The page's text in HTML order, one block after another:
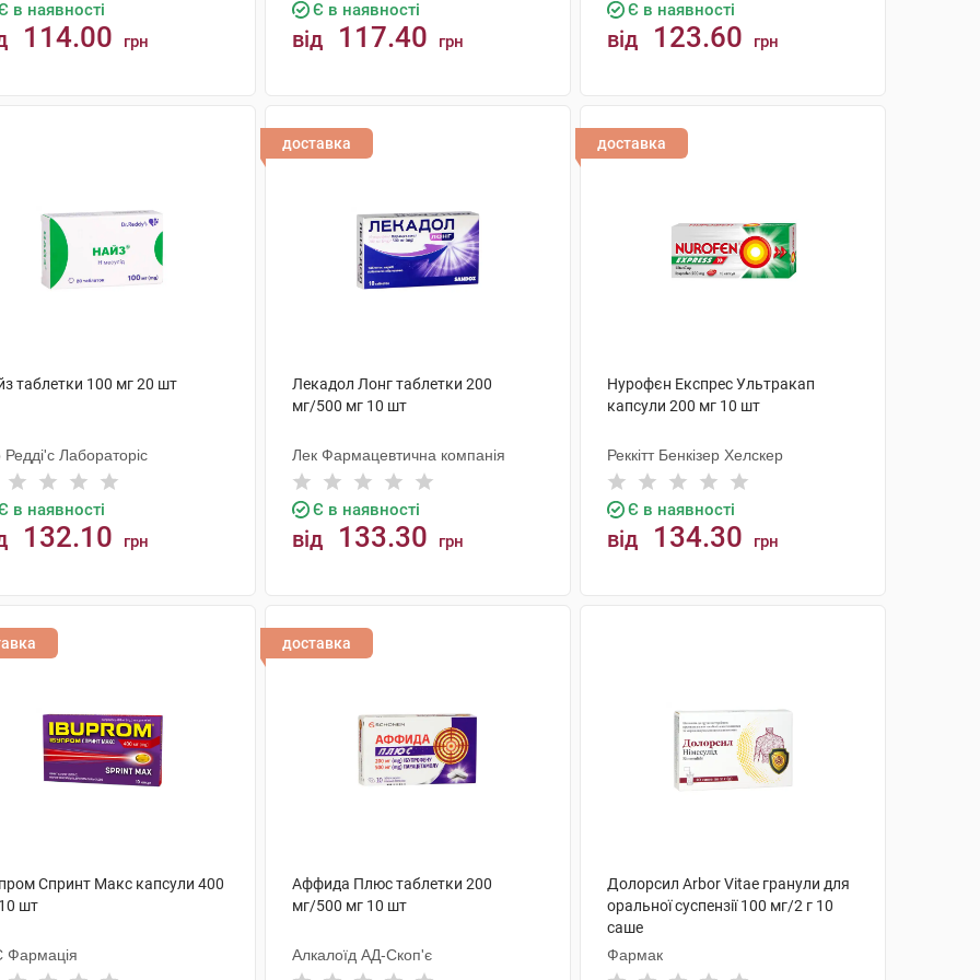
в наявності
114.00 грн
Є в наявності
від 117.40 грн
Є в наявності
від 123.60 грн
таблетки 100 мг 20 шт
Редді'с Лабораторіс
в наявності
132.10 грн
доставка
Лекадол Лонг таблетки 200
мг/500 мг 10 шт
Лек Фармацевтична компанія
Є в наявності
від 133.30 грн
доставка
Нурофєн Експрес Ультракап
капсули 200 мг 10 шт
Реккітт Бенкізер Хелскер
Є в наявності
від 134.30 грн
Спринт Макс капсули 400
шт
доставка
Аффида Плюс таблетки 200
мг/500 мг 10 шт
Алкалоїд АД-Скоп'є
Долорсил Arbor Vitae гранули для
оральної суспензії 100 мг/2 г 10
саше
Фармак